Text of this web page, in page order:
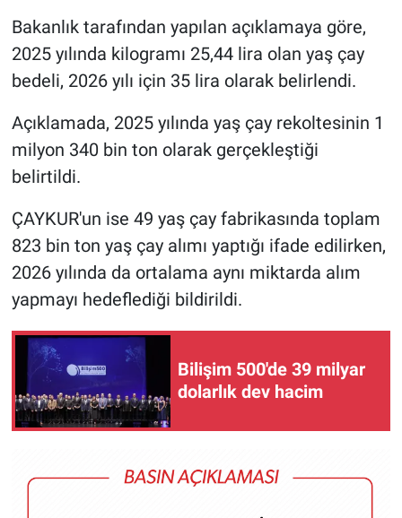
Bakanlık tarafından yapılan açıklamaya göre,
2025 yılında kilogramı 25,44 lira olan yaş çay
bedeli, 2026 yılı için 35 lira olarak belirlendi.
Açıklamada, 2025 yılında yaş çay rekoltesinin 1
milyon 340 bin ton olarak gerçekleştiği
belirtildi.
ÇAYKUR'un ise 49 yaş çay fabrikasında toplam
823 bin ton yaş çay alımı yaptığı ifade edilirken,
2026 yılında da ortalama aynı miktarda alım
yapmayı hedeflediği bildirildi.
Bilişim 500'de 39 milyar
dolarlık dev hacim